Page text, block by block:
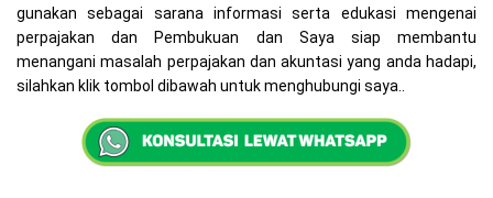
gunakan sebagai sarana informasi serta edukasi mengenai
perpajakan dan Pembukuan dan Saya siap membantu
menangani masalah perpajakan dan akuntasi yang anda hadapi,
silahkan klik tombol dibawah untuk menghubungi saya..